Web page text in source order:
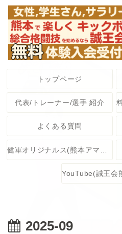
トップページ
代表/トレーナー/選手 紹介
よくある質問
2025-09